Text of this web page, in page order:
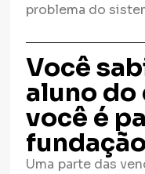
problema do
Você
aluno do
você é
Uma parte das